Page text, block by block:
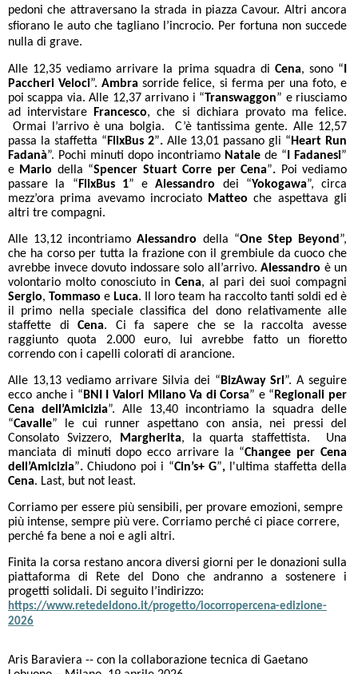
pedoni che attraversano la strada in piazza Cavour. Altri ancora
sfiorano le auto che tagliano l’incrocio. Per fortuna non succede
nulla di grave.
Alle 12,35 vediamo arrivare la prima squadra di Cena, sono “
Paccheri Veloci”.Ambra sorride felice, si ferma per una foto, e
poi scappa via.Alle 12,37 arrivano i “Transwaggon” e riusciamo
ad intervistare
Francesco, che si dichiara provato ma felice.
Ormai l’arrivo è una bolgia. C’è tantissima gente. Alle 12,57
passa la staffetta “ FlixBus 2”. Alle 13,01 passano gli “ Heart Run
Fadanà”. Pochi minuti dopo incontriamo Natale de “ I Fadanesi”
e Mario della “Spencer Stuart Corre per Cena”. Poi vediamo
passare la “ FlixBus 1” eAlessandro dei “Yokogawa”, circa
mezz’ora prima avevamo incrociato Matteo che aspettava gli
altri tre compagni.
Alle 13,12 incontriamoAlessandro della “One Step Beyond ”,
che ha corso per tutta la frazione con il grembiule da cuoco che
avrebbe invece dovuto indossare solo all’arrivo. Alessandro è un
volontario molto conosciuto in Cena, al pari dei suoi compagni
Sergio, Tommaso e Luca. Il loro team ha raccolto tanti soldi ed è
il primo nella speciale classifica del dono relativamente alle
staffette diCena. Ci fa sapere che se la raccolta avesse
raggiunto quota 2.000 euro, lui avrebbe fatto un fioretto
correndo con i capelli colorati di arancione.
Alle 13,13 vediamo arrivare Silvia dei “ BizAway Srl ”. A seguire
ecco anche i “ BNI I Valori Milano Va di Corsa” e “ Regionali per
Cena dell’Amicizia”. Alle 13,40 incontriamo la squadra delle
“Cavalle” le cui runner aspettano con ansia, nei pressi del
Consolato Svizzero, Margherita, la quarta staffettista. Una
manciata di minuti dopo ecco arrivare la “Changee per Cena
dell’Amicizia”.Chiudono poi i “Cin’s+ G”,l'ultima staffetta della
Cena. Last, but not least.
Corriamo per essere più sensibili, per provare emozioni, sempre
più intense, sempre più vere. Corriamo perché ci piace correre,
perché fa bene a noi e agli altri.
Finita la corsa restano ancora diversi giorni per le donazioni sulla
piattaforma di Rete del Dono che andranno a sostenere i
progetti solidali. Di seguito l’indirizzo:
https://www.retedeldono.it/progetto/iocorropercena-edizione-
2026
Aris Baraviera -- con la collaborazione tecnica di Gaetano